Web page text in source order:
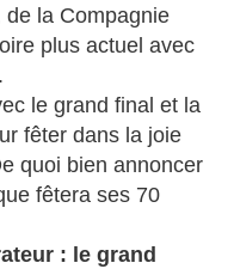
la Compagnie
plus actuel avec
le grand final et la
fêter dans la joie
quoi bien annoncer
fêtera ses 70
: le grand